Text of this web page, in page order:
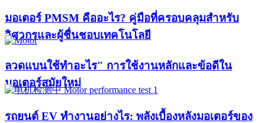
มอเตอร์ PMSM คืออะไร? คู่มือที่ครอบคลุมสำหรับ
วิศวกรและผู้ชื่นชอบเทคโนโลยี
ลวดแบนใช้ทำอะไร" การใช้งานหลักและข้อดีใน
มอเตอร์สมัยใหม่
รถยนต์ EV ทำงานอย่างไร: พลังเบื้องหลังมอเตอร์ของ